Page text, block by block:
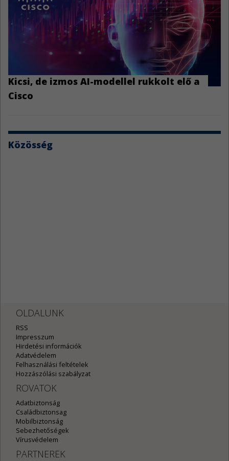
Kicsi, de izmos AI-modellel rukkolt elő a
Cisco
Közösség
OLDALUNK
RSS
Impresszum
Hirdetési információk
Adatvédelem
Felhasználási feltételek
Hozzászólási szabályzat
ROVATOK
Adatbiztonság
Családbiztonsag
Mobilbiztonság
Sebezhetőségek
Vírusvédelem
PARTNEREK